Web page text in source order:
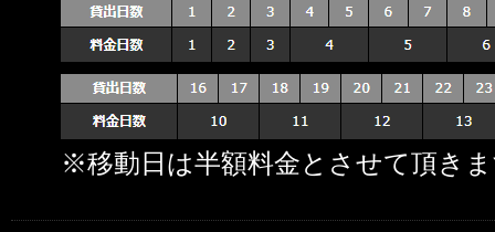
※移動日は半額料金とさせて頂き